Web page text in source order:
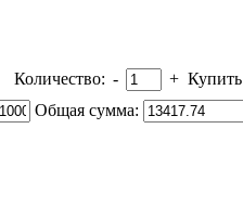
Количество: - + Купить
Общая сумма: